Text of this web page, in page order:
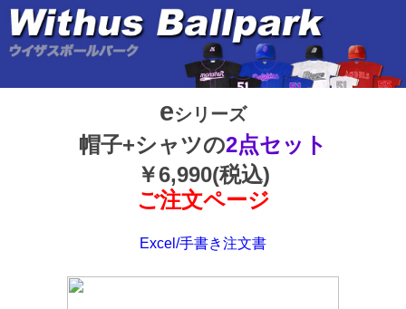
eシリーズ
帽子+シャツの2点セット
￥6,990(税込)
ご注文ページ
Excel/手書き注文書